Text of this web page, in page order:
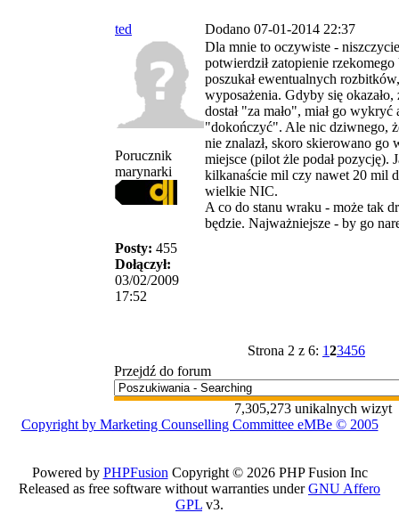
ted Dodano 07-01-2014 22:37
Porucznik
marynarki
Posty: 455
Dołączył:
03/02/2009
17:52
Dla mnie to oczywiste -
potwierdził zatopienie
poszukał ewentualnych
wyposażenia. Gdyby się
dostał "za mało", miał go wykryć
"dokończyć". Ale nic dziwnego,
nie znalazł, skoro skierowano go
miejsce (pilot żle podał pozycję).
kilkanaście mil czy nawet 20 mil
wielkie NIC.
A co do stanu wraku - może tak
będzie. Najważniejsze - by go
Strona 2 z 6: 123456
Przejdź do forum
7,305,273 unikalnych wizyt
Copyright by Marketing Counselling Committee eMBe © 2005
Powered by PHPFusion Copyright © 2026 PHP Fusion Inc
Released as free software without warranties underGNU Affero
GPL v3.